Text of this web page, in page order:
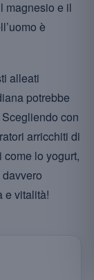
magnesio e il
è
alleati
potrebbe
con
arricchiti di
lo yogurt,
e vitalità!